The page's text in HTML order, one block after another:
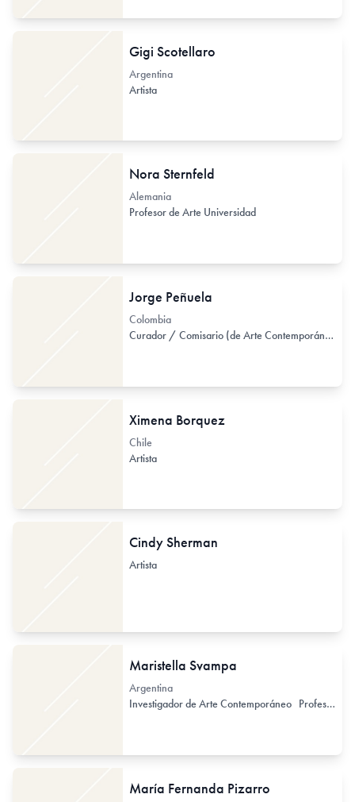
Gigi Scotellaro
Argentina
Artista
Nora Sternfeld
Alemania
Profesor de Arte Universidad
Jorge Peñuela
Colombia
Curador / Comisario (de Arte Contemporáneo)
Ximena Borquez
Chile
Artista
Cindy Sherman
Artista
Maristella Svampa
Argentina
Investigador de Arte Contemporáneo Profesor de Arte Universidad
María Fernanda Pizarro